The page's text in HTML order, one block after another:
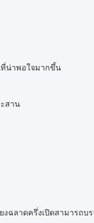
น่าพอใจมากขึ้น
สาน
ฉลาดครึ่งเปิดสามารถบร